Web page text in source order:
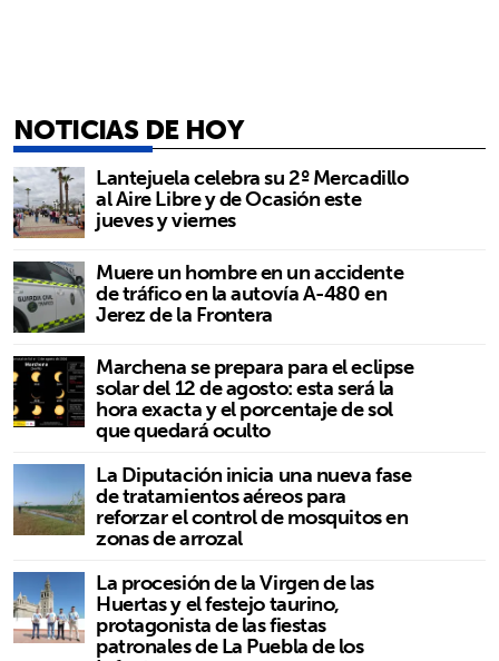
NOTICIAS DE HOY
Lantejuela celebra su 2º Mercadillo
al Aire Libre y de Ocasión este
jueves y viernes
Muere un hombre en un accidente
de tráfico en la autovía A-480 en
Jerez de la Frontera
Marchena se prepara para el eclipse
solar del 12 de agosto: esta será la
hora exacta y el porcentaje de sol
que quedará oculto
La Diputación inicia una nueva fase
de tratamientos aéreos para
reforzar el control de mosquitos en
zonas de arrozal
La procesión de la Virgen de las
Huertas y el festejo taurino,
protagonista de las fiestas
patronales de La Puebla de los